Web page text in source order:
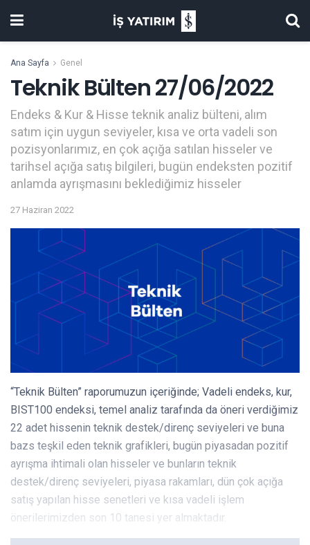
Ana Sayfa Genel
Teknik Bülten 27/06/2022
Endeks & Kur & Hisse teknik analiz bülteni, alım
satım için uygun seviyeler, kısa ve orta vadeli son
pozisyonlarımız, en çok açığa satılan hisseler ve
tarihsel açığa satış bilgileri, bugün endeksten pozitif
anlamda ayrışmasını beklediğimiz hisseler
27 Haziran 2022
“Teknik Bülten” raporumuzun içeriğinde; Vadeli endeks, kur,
BIST100 endeksi, temel analiz tarafında da öneri verdiğimiz
22 adet hissenin teknik destek/direnç seviyeleri ve buna
bazs teşkil eden teknik grafikleri, bugün piyasadan pozitif
ayrışma ihtimali olan hisseler ve bunların teknik
destek/direnç seviyeleri, piyasa rakamları, dün çok açığa
satış yapılan hisse senetleri ve kısa vadeli işlem
önerilerimizden son 10 tanesi yer almaktadır.